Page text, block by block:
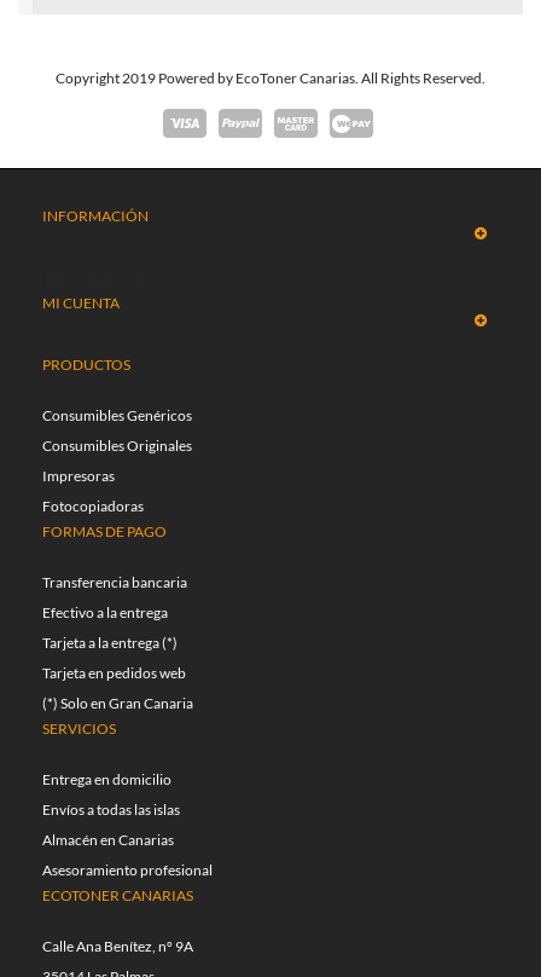
Copyright 2019 Powered by EcoToner Canarias. All Rights Reserved.
INFORMACIÓN
MI CUENTA
PRODUCTOS
Consumibles Genéricos
Consumibles Originales
Impresoras
Fotocopiadoras
FORMAS DE PAGO
Transferencia bancaria
Efectivo a la entrega
Tarjeta a la entrega (*)
Tarjeta en pedidos web
(*) Solo en Gran Canaria
SERVICIOS
Entrega en domicilio
Envíos a todas las islas
Almacén en Canarias
Asesoramiento profesional
ECOTONER CANARIAS
Calle Ana Benítez, nº 9A